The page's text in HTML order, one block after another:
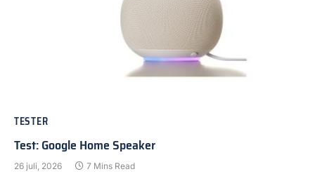
TESTER
Test: Google Home Speaker
26 juli, 2026 7 Mins Read